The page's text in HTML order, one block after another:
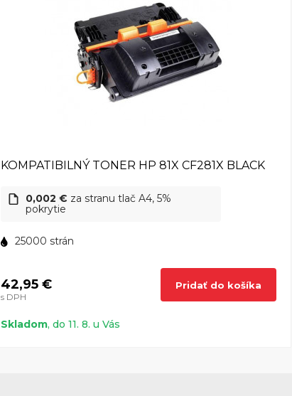
KOMPATIBILNÝ TONER HP 81X CF281X BLACK
0,002 € za stranu tlač A4, 5%
pokrytie
25000 strán
42,95 €
s DPH
Pridať do košíka
Skladom, do 11. 8. u Vás